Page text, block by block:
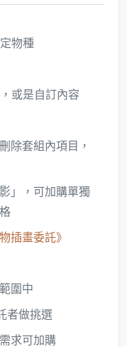
物種
或是自訂內容
除套組內項目，
」，可加購單獨
插畫委託》
圍中
者做挑選
求可加購